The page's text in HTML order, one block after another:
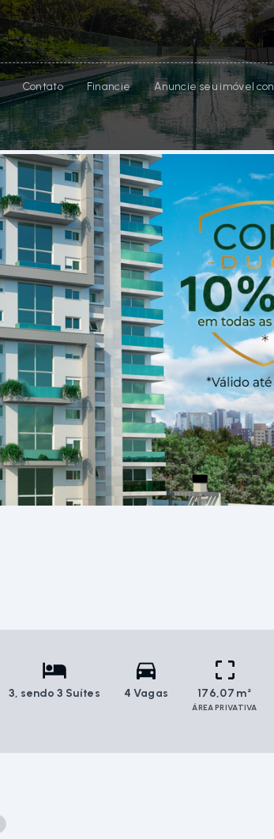
Contato Financie Anuncie seu imóvel
3, sendo 3 Suítes 4 Vagas 176,07 m²
ÁREA PRIVATIVA